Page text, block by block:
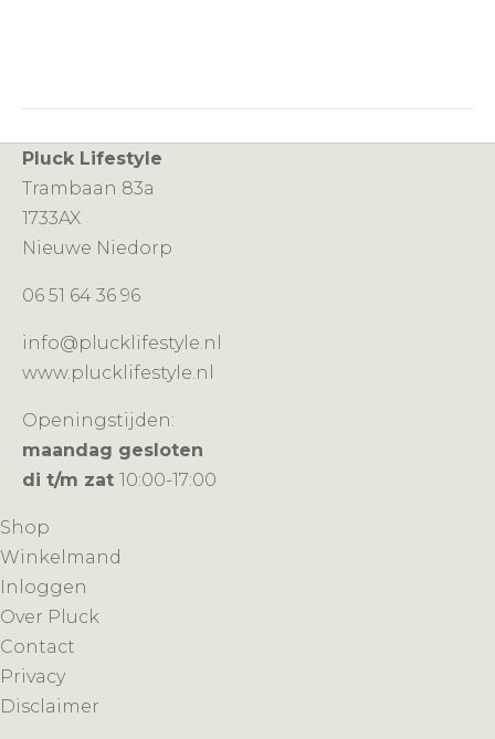
Pluck Lifestyle
Trambaan 83a
1733AX
Nieuwe Niedorp
06 51 64 36 96
info@plucklifestyle.nl
www.plucklifestyle.nl
Openingstijden:
maandag gesloten
di t/m zat 10:00-17:00
Shop
Winkelmand
Inloggen
Over Pluck
Contact
Privacy
Disclaimer